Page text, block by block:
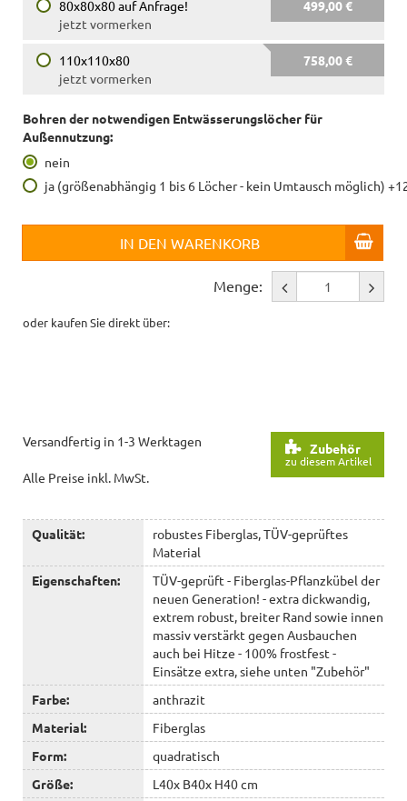
80x80x80 auf Anfrage!
499,00 €
jetzt vormerken
110x110x80
758,00 €
jetzt vormerken
Bohren der notwendigen Entwässerungslöcher für
Außennutzung:
nein
ja (größenabhängig 1 bis 6 Löcher - kein Umtausch möglich)
IN DEN WARENKORB
Menge:
oder kaufen Sie direkt über:
Zubehör
zu diesem Artikel
Versandfertig in 1-3 Werktagen
Alle Preise inkl. MwSt.
Qualität:
robustes Fiberglas, TÜV-geprüftes
Material
Eigenschaften:
TÜV-geprüft - Fiberglas-Pflanzkübel der
neuen Generation! - extra dickwandig,
extrem robust, breiter Rand sowie innen
massiv verstärkt gegen Ausbauchen
auch bei Hitze - 100% frostfest -
Einsätze extra, siehe unten "Zubehör"
Farbe:
anthrazit
Material:
Fiberglas
Form:
quadratisch
Größe:
L40x B40x H40 cm